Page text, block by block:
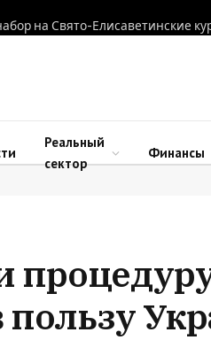
на Свято-Елисаветинские
Реальный
сектор
Финансы
пользу